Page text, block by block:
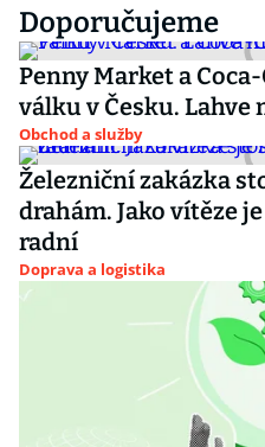
Doporučujeme
Penny Market a
válku v Česku. Lahve
Obchod a služby
Železniční zakázka
drahám. Jako vítěze
radní
Doprava a logistika